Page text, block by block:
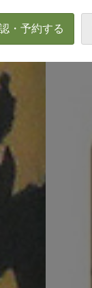
・予約する